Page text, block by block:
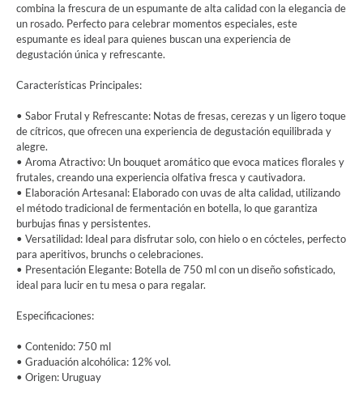
combina la frescura de un espumante de alta calidad con la elegancia de
un rosado. Perfecto para celebrar momentos especiales, este
espumante es ideal para quienes buscan una experiencia de
degustación única y refrescante.
Características Principales:
• Sabor Frutal y Refrescante: Notas de fresas, cerezas y un ligero toque
de cítricos, que ofrecen una experiencia de degustación equilibrada y
alegre.
• Aroma Atractivo: Un bouquet aromático que evoca matices florales y
frutales, creando una experiencia olfativa fresca y cautivadora.
• Elaboración Artesanal: Elaborado con uvas de alta calidad, utilizando
el método tradicional de fermentación en botella, lo que garantiza
burbujas finas y persistentes.
• Versatilidad: Ideal para disfrutar solo, con hielo o en cócteles, perfecto
para aperitivos, brunchs o celebraciones.
• Presentación Elegante: Botella de 750 ml con un diseño sofisticado,
ideal para lucir en tu mesa o para regalar.
Especificaciones:
• Contenido: 750 ml
• Graduación alcohólica: 12% vol.
• Origen: Uruguay